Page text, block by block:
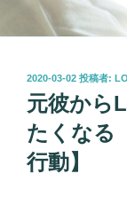
投
稿
日:
2020-03-02 投稿者:
元彼から
たくなる
行動】